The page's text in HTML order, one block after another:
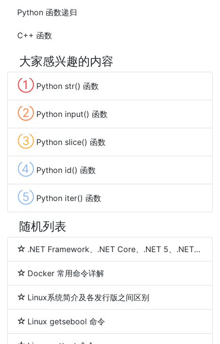
Python 函数递归
C++ 函数
大家感兴趣的内容
① Python str() 函数
② Python input() 函数
③ Python slice() 函数
④ Python id() 函数
⑤ Python iter() 函数
随机列表
.NET Framework、.NET Core、.NET 5、.NET 6和.NET 7 简介及区别
Docker 常用命令详解
Linux系统简介及各发行版之间区别
Linux getsebool 命令